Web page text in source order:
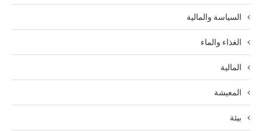
السياسة والمالية
الغذاء والماء
المالية
المعيشة
بيئة